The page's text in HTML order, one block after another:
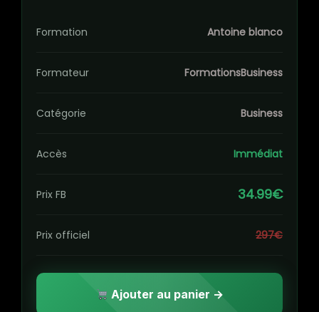
Formation Antoine blanco
Formateur FormationsBusiness
Catégorie Business
Accès Immédiat
Prix FB 34.99€
Prix officiel 297€
Ajouter au panier →